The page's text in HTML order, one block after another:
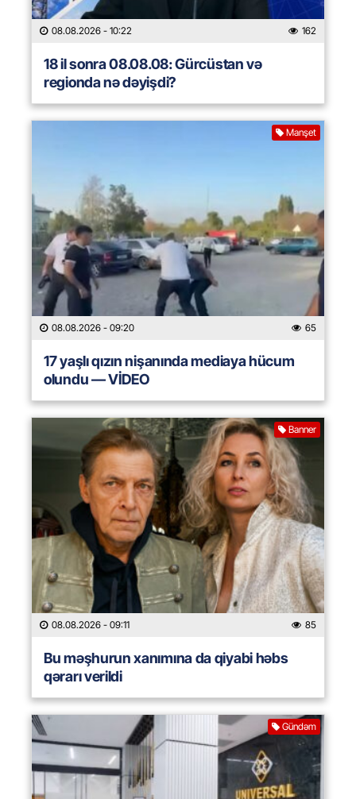
08.08.2026 - 10:22 162
18 il sonra 08.08.08: Gürcüstan və
regionda nə dəyişdi?
Manşet
08.08.2026 - 09:20 65
17 yaşlı qızın nişanında mediaya hücum
olundu — VİDEO
Banner
08.08.2026 - 09:11 85
Bu məşhurun xanımına da qiyabi həbs
qərarı verildi
Gündəm